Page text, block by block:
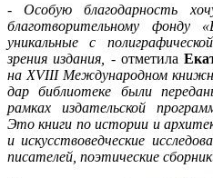
-Особую благодарность
благотворительному фонду
уникальные с
зрения издания,
- отметила
на XVIII Международном
дар библиотеке были
рамках издательской
Это книги по истории и
и искусствоведческие
писателей, поэтические